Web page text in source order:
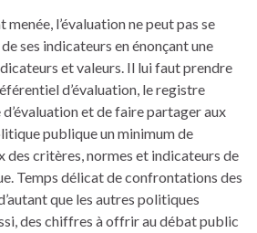
l’évaluation ne peut pas se
ses indicateurs en énonçant une
et valeurs. Il lui faut prendre
d’évaluation, le registre
d’évaluation et de faire partager aux
publique un minimum de
des critères, normes et indicateurs de
Temps délicat de confrontations des
que les autres politiques
des chiffres à offrir au débat public